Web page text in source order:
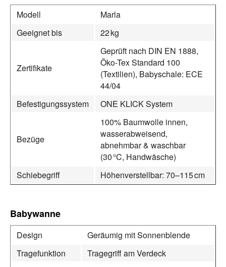
Modell
Marla
Geeignet bis
22 kg
Zertifikate
Geprüft nach DIN EN 1888,
Öko-Tex Standard 100
(Textilien), Babyschale: ECE
44/04
Befestigungssystem
ONE KLICK System
Bezüge
100% Baumwolle innen,
wasserabweisend,
abnehmbar & waschbar
(30 °C, Handwäsche)
Schiebegriff
Höhenverstellbar: 70–115 cm
Babywanne
Design
Geräumig mit Sonnenblende
Tragefunktion
Tragegriff am Verdeck